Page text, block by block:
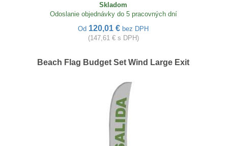
Skladom
Odoslanie objednávky do 5 pracovných dní
Od 120,01 € bez DPH
(147,61 € s DPH)
Beach Flag Budget Set Wind Large Exit